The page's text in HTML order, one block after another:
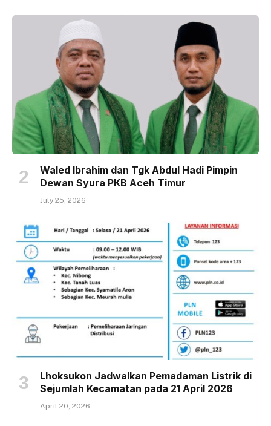
Waled Ibrahim dan Tgk Abdul Hadi Pimpin
Dewan Syura PKB Aceh Timur
July 25, 2026
Lhoksukon Jadwalkan Pemadaman Listrik di
Sejumlah Kecamatan pada 21 April 2026
April 20, 2026